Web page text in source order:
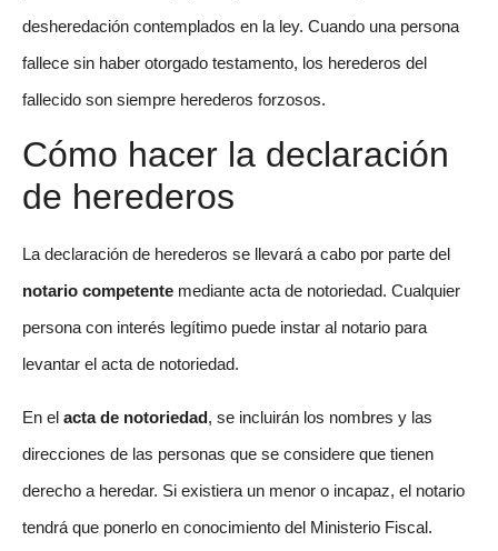
desheredación contemplados en la ley. Cuando una persona
fallece sin haber otorgado testamento, los herederos del
fallecido son siempre herederos forzosos.
Cómo hacer la declaración
de herederos
La declaración de herederos se llevará a cabo por parte del
notario competente mediante acta de notoriedad. Cualquier
persona con interés legítimo puede instar al notario para
levantar el acta de notoriedad.
En el acta de notoriedad, se incluirán los nombres y las
direcciones de las personas que se considere que tienen
derecho a heredar. Si existiera un menor o incapaz, el notario
tendrá que ponerlo en conocimiento del Ministerio Fiscal.